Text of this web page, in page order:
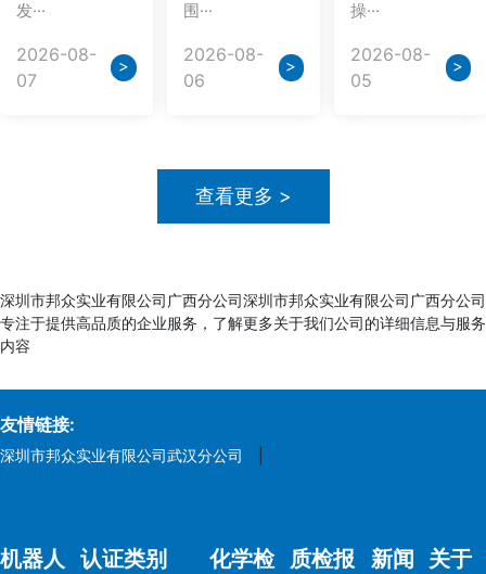
发···
2026-08-
07
>
围···
2026-08-
06
>
操···
2026-08-
05
>
查看更多 >
深圳市邦众实业有限公司广西分公司深圳市邦众实业有限公司广西分公司
专注于提供高品质的企业服务，了解更多关于我们公司的详细信息与服务
内容
友情链接:
深圳市邦众实业有限公司武汉分公司
机器人
认证类别
化学检
质检报
新闻
关于